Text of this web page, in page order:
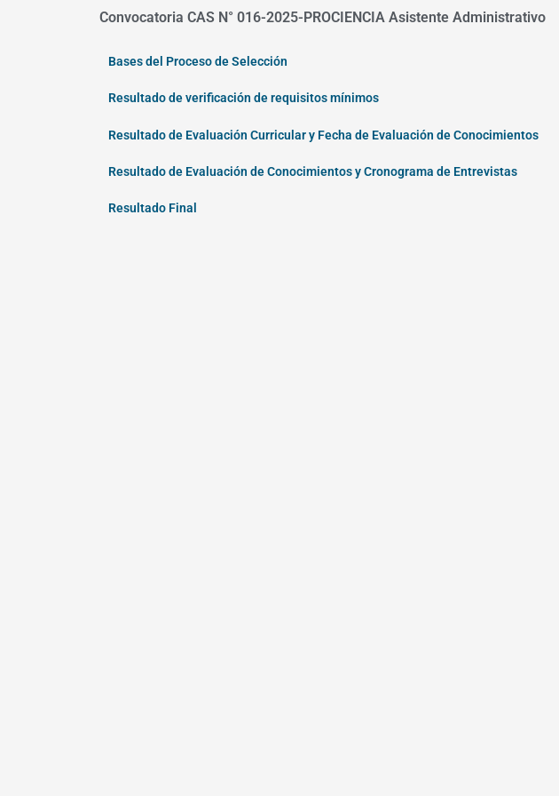
Convocatoria CAS N° 016-2025-PROCIENCIA Asistente Administrativo
Bases del Proceso de Selección
Resultado de verificación de requisitos mínimos
Resultado de Evaluación Curricular y Fecha de Evaluación de Conocimientos
Resultado de Evaluación de Conocimientos y Cronograma de Entrevistas
Resultado Final